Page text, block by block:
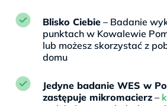
Blisko Ciebie – Badanie
punktach w Kowalewie
lub możesz skorzystać z
domu
Jedyne badanie WES w
zastępuje mikromacierz –